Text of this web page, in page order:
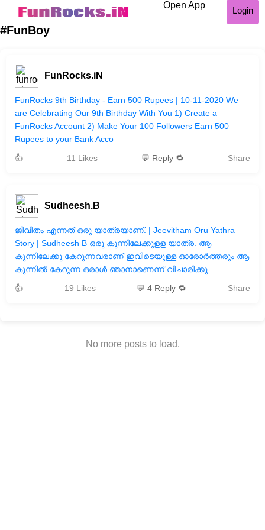
Open App
Login
#FunBoy
FunRocks.iN
FunRocks 9th Birthday - Earn 500 Rupees | 10-11-2020 We
are Celebrating Our 9th Birthday With You 1) Create a
FunRocks Account 2) Make Your 100 Followers Earn 500
Rupees to your Bank Acco
👍
11 Likes 💬 Reply 🔁 Share
Sudheesh.B
ജീവിതം എന്നത് ഒരു യാത്രയാണ്. | Jeevitham Oru Yathra
Story | Sudheesh B ഒരു കുന്നിലേക്കുളള യാത്ര. ആ
കുന്നിലേക്കു കേറുന്നവരാണ് ഇവിടെയുള്ള ഓരോർത്തരും ആ
കുന്നില്‍ കേറുന്ന ഒരാള്‍ ഞാനാണെന്ന് വിചാരിക്കു
👍
19 Likes 💬 4 Reply 🔁 Share
No more posts to load.